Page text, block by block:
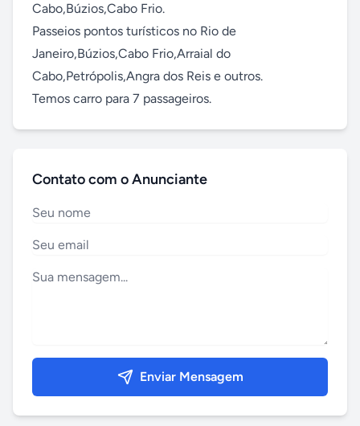
Cabo,Búzios,Cabo Frio.
Passeios pontos turísticos no Rio de
Janeiro,Búzios,Cabo Frio,Arraial do
Cabo,Petrópolis,Angra dos Reis e outros.
Temos carro para 7 passageiros.
Contato com o Anunciante
Enviar Mensagem